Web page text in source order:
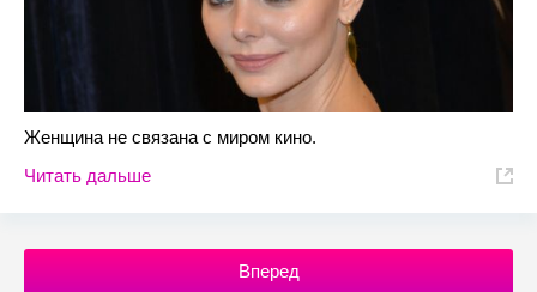
Женщина не связана с миром кино.
Читать дальше
Вперед